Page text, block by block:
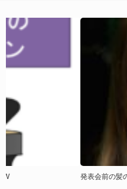
発表会前の髪の毛と子どもの時間感覚